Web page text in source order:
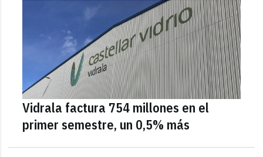
Vidrala factura 754 millones en el
primer semestre, un 0,5% más